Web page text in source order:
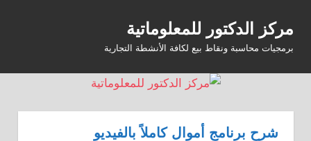
content
مركز الدكتور للمعلوماتية
برمجيات محاسبة ونقاط بيع لكافة الأنشطة التجارية
شرح برنامج أموال كاملاً بالفيديو